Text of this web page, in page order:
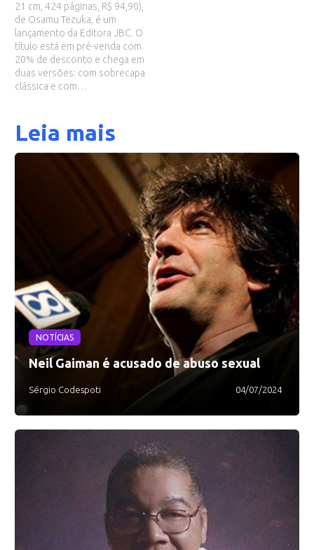
21 cm, 424 páginas, R$ 94,90),
de Osamu Tezuka, é um
lançamento da Editora JBC. O
título está em pré-venda com
20% de desconto e chega em
duas versões: com sobrecapa
clássica e com…
Leia mais
NOTÍCIAS
Neil Gaiman é acusado de abuso sexual
Sérgio Codespoti 04/07/2024